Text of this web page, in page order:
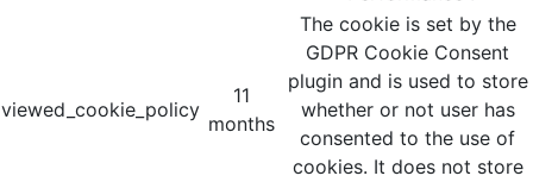
viewed_cookie_policy
11
months
The cookie is set by the
GDPR Cookie Consent
plugin and is used to store
whether or not user has
consented to the use of
cookies. It does not store